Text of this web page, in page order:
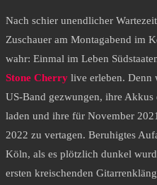
Nach schier unendlicher
Zuschauer am Montagabend im
wahr: Einmal im Leben
Stone Cherry live erleben. Denn
US-Band gezwungen, ihre Akkus
laden und ihre für November
2022 zu vertagen. Beruhigtes
Köln, als es plötzlich dunkel
ersten kreischenden